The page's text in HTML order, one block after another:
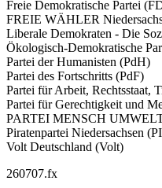
Freie Demokratische Partei
FREIE WÄHLER
Liberale Demokraten - Die
Ökologisch-Demokratische
Partei der Humanisten (PdH)
Partei des Fortschritts (PdF)
Partei für Arbeit, Rechtsstaat,
Partei für Gerechtigkeit und
PARTEI MENSCH
Piratenpartei Niedersachsen
Volt Deutschland (Volt)
260707.fx